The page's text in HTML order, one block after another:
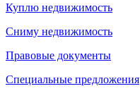
Куплю недвижимость
Сниму недвижимость
Правовые документы
Специальные предложения